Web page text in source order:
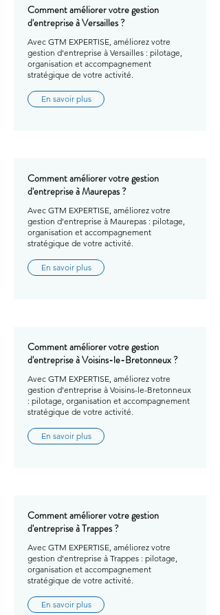
Comment améliorer votre gestion
d'entreprise à Versailles ?
Avec GTM EXPERTISE, améliorez votre
gestion d'entreprise à Versailles : pilotage,
organisation et accompagnement
stratégique de votre activité.
En savoir plus
Comment améliorer votre gestion
d'entreprise à Maurepas ?
Avec GTM EXPERTISE, améliorez votre
gestion d'entreprise à Maurepas : pilotage,
organisation et accompagnement
stratégique de votre activité.
En savoir plus
Comment améliorer votre gestion
d'entreprise à Voisins-le-Bretonneux ?
Avec GTM EXPERTISE, améliorez votre
gestion d'entreprise à Voisins-le-Bretonneux
: pilotage, organisation et accompagnement
stratégique de votre activité.
En savoir plus
Comment améliorer votre gestion
d'entreprise à Trappes ?
Avec GTM EXPERTISE, améliorez votre
gestion d'entreprise à Trappes : pilotage,
organisation et accompagnement
stratégique de votre activité.
En savoir plus